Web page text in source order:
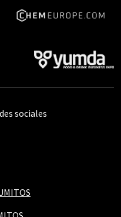
sociales